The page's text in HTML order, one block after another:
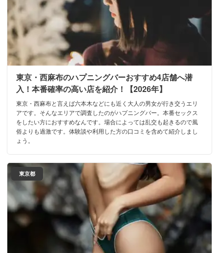
東京・西麻布のハプニングバーおすすめ4店舗へ潜
入！本番確率の高い店を紹介！【2026年】
東京・西麻布と言えば六本木などにも近く大人の男女が行き交うエリ
アです。そんなエリアで調査したのがハプニングバー。本番セックス
をしたい方におすすめなんです。場合によっては乱交も起きるので風
俗よりも過激です。体験談や利用した方の口コミを含めて紹介しまし
ょう。
東京都